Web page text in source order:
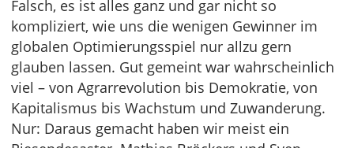
Falsch, es ist alles ganz und gar nicht so
kompliziert, wie uns die wenigen Gewinner im
globalen Optimierungsspiel nur allzu gern
glauben lassen. Gut gemeint war wahrscheinlich
viel – von Agrarrevolution bis Demokratie, von
Kapitalismus bis Wachstum und Zuwanderung.
Nur: Daraus gemacht haben wir meist ein